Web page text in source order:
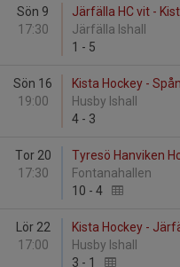
Sön 9
17:30
Järfälla HC vit -
Järfälla Ishall
1 - 5
Sön 16
19:00
Kista Hockey -
Husby Ishall
4 - 3
Tor 20
17:30
Tyresö Hanviken
Fontanahallen
10 - 4
Lör 22
17:00
Kista Hockey -
Husby Ishall
3 - 1